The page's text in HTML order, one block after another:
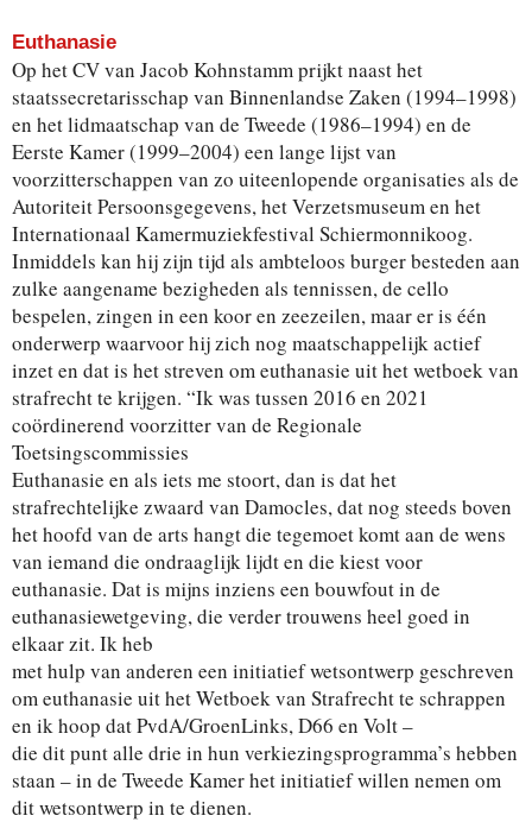
Euthanasie
Op het CV van Jacob Kohnstamm prijkt naast het
staatssecretarisschap van Binnenlandse Zaken (1994–1998)
en het lidmaatschap van de Tweede (1986–1994) en de
Eerste Kamer (1999–2004) een lange lijst van
voorzitterschappen van zo uiteenlopende organisaties als de
Autoriteit Persoonsgegevens, het Verzetsmuseum en het
Internationaal Kamermuziekfestival Schiermonnikoog.
Inmiddels kan hij zijn tijd als ambteloos burger besteden aan
zulke aangename bezigheden als tennissen, de cello
bespelen, zingen in een koor en zeezeilen, maar er is één
onderwerp waarvoor hij zich nog maatschappelijk actief
inzet en dat is het streven om euthanasie uit het wetboek van
strafrecht te krijgen. “Ik was tussen 2016 en 2021
coördinerend voorzitter van de Regionale
Toetsingscommissies
Euthanasie en als iets me stoort, dan is dat het
strafrechtelijke zwaard van Damocles, dat nog steeds boven
het hoofd van de arts hangt die tegemoet komt aan de wens
van iemand die ondraaglijk lijdt en die kiest voor
euthanasie. Dat is mijns inziens een bouwfout in de
euthanasiewetgeving, die verder trouwens heel goed in
elkaar zit. Ik heb
met hulp van anderen een initiatief wetsontwerp geschreven
om euthanasie uit het Wetboek van Strafrecht te schrappen
en ik hoop dat PvdA/GroenLinks, D66 en Volt –
die dit punt alle drie in hun verkiezingsprogramma’s hebben
staan – in de Tweede Kamer het initiatief willen nemen om
dit wetsontwerp in te dienen.